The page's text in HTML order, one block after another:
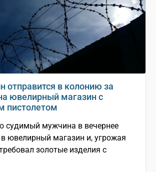
отправится в колонию за
ювелирный магазин с
пистолетом
судимый мужчина в вечернее
ювелирный магазин и, угрожая
золотые изделия с